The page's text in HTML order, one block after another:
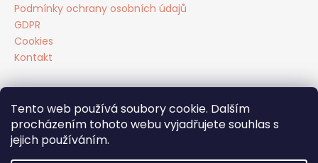
Tento web používá soubory cookie. Dalším
procházením tohoto webu vyjadřujete souhlas s
jejich používáním.
Podmínky ochrany osobních údajů
GDPR
Cookies
Kontakt
Facebook